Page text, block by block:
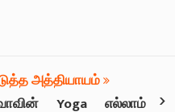
›
அத்தியாயம்
Yoga எல்லாம்